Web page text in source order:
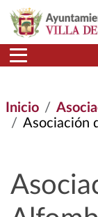
Pasar al contenido
Inicio
Asociación de